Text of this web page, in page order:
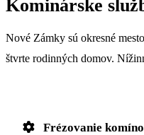
Kominárske
Nové Zámky sú okresné
štvrte rodinných domov.
Frézovanie